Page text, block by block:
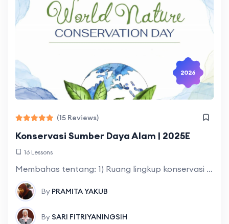
2026
(15 Reviews)
Konservasi Sumber Daya Alam | 2025E
16 Lessons
Membahas tentang: 1) Ruang lingkup konservasi yang meliputi: Pengertian, tujuan, manfaat dan upaya-upaya konservasi sumber daya alam dan lingkungan (SDAL); 2) Etika lingkungan yang meliputi:
By PRAMITA YAKUB
By SARI FITRIYANINGSIH